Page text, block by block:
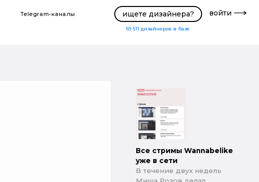
Telegram-каналы ищете дизайнера?
69 511 дизайнеров в базе
войти
Все стримы Wannabelike
уже в сети
В течение двух недель